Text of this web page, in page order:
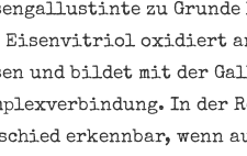
zu
Eisenvitriol oxidiert
und bildet mit der
In der
erkennbar, wenn